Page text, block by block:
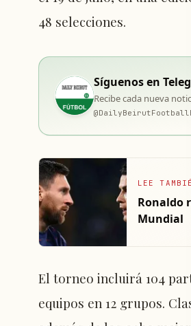
48 selecciones.
Síguenos en
Recibe cada nueva
@
LEE
Ronaldo
Mundial
El torneo incluirá 104
equipos en 12 grupos.